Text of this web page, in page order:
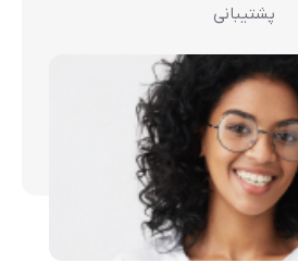
پشتیبانی